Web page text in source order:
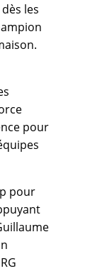
les
pour
pour